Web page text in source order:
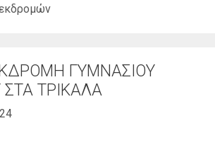
ΓΥΜΝΑΣΙΟΥ
ΤΡΙΚΑΛΑ